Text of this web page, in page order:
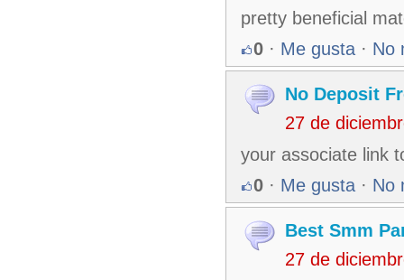
pretty beneficial
0 · Me gusta · No
No Deposit
27 de
your associate link
0 · Me gusta · No
Best Smm
27 de